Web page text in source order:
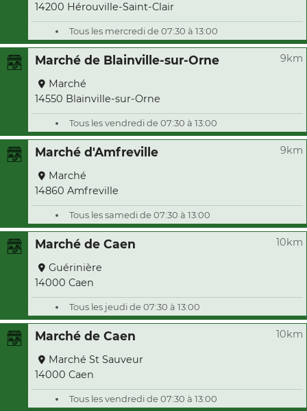
14200 Hérouville-Saint-Clair
Tous les mercredi de 07:30 à 13:00
Marché de Blainville-sur-Orne 9km
Marché
14550 Blainville-sur-Orne
Tous les vendredi de 07:30 à 13:00
Marché d'Amfreville 9km
Marché
14860 Amfreville
Tous les samedi de 07:30 à 13:00
Marché de Caen 10km
Guérinière
14000 Caen
Tous les jeudi de 07:30 à 13:00
Marché de Caen 10km
Marché St Sauveur
14000 Caen
Tous les vendredi de 07:30 à 13:00